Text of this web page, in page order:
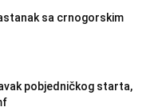
sa crnogorskim
pobjedničkog starta,